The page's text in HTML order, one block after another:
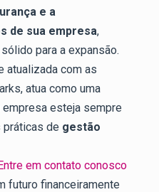
e a
de sua empresa,
para a expansão.
atualizada com as
atua como uma
esteja sempre
práticas de gestão
em contato conosco
futuro financeiramente